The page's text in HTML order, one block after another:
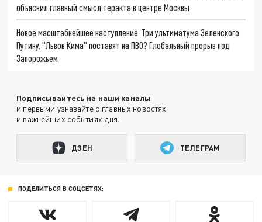
объяснил главный смысл теракта в центре Москвы
Новое масштабнейшее наступление. Три ультиматума Зеленского
Путину. "Львов Кима" поставят на ПВО? Глобальный прорыв под
Запорожьем
Подписывайтесь на наши каналы
и первыми узнавайте о главных новостях
и важнейших событиях дня.
ДЗЕН ТЕЛЕГРАМ
ПОДЕЛИТЬСЯ В СОЦСЕТЯХ: